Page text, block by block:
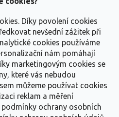
Díky povolení cookies
nevšední zážitek při
cookies používáme
nám pomáhají
marketingovým cookies se
které vás nebudou
můžeme používat cookies
reklam a měření
podmínky ochrany osobních